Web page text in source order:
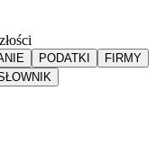
PODATKI
FIRMY